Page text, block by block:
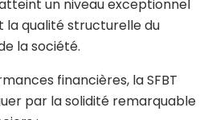
un niveau exceptionnel
la qualité structurelle du
la société.
financières, la SFBT
par la solidité remarquable